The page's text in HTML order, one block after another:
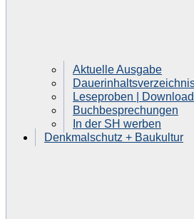
Aktuelle Ausgabe
Leseproben | Download
Buchbesprechungen
In der SH werben
Denkmalschutz + Baukultur